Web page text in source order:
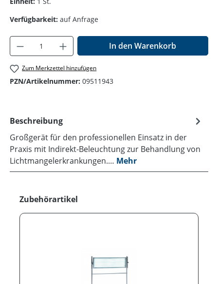
Verfügbarkeit: auf Anfrage
Produkt Anzahl: Gib den gewünschten
In den Warenkorb
Zum Merkzettel hinzufügen
PZN/Artikelnummer: 09511943
Beschreibung
Großgerät für den professionellen Einsatz in der
Praxis mit Indirekt-Beleuchtung zur Behandlung von
Lichtmangelerkrankungen.… Mehr
Produktgalerie überspringen
Zubehörartikel